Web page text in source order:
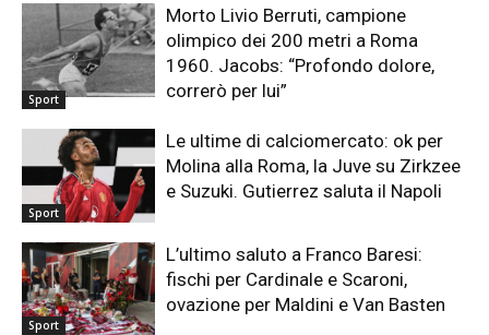
Sport
Morto Livio Berruti, campione
olimpico dei 200 metri a Roma
1960. Jacobs: “Profondo dolore,
correrò per lui”
Sport
Le ultime di calciomercato: ok per
Molina alla Roma, la Juve su Zirkzee
e Suzuki. Gutierrez saluta il Napoli
Sport
L’ultimo saluto a Franco Baresi:
fischi per Cardinale e Scaroni,
ovazione per Maldini e Van Basten